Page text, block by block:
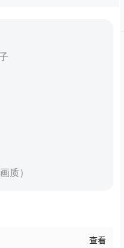
质）
查看